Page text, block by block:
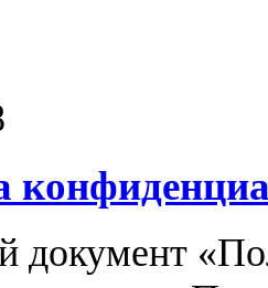
документ